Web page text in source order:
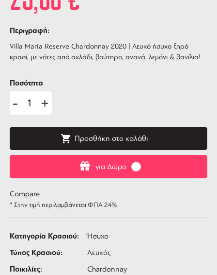
Περιγραφή:
Villa Maria Reserve Chardonnay 2020 | Λευκό ήσυχο ξηρό
κρασί, με νότες από αχλάδι, βούτηρο, ανανά, λεμόνι & βανίλια!
για Δώρο
Ποσότητα
- +
Προσθήκη στο καλάθι
Compare
* Στην τιμή περιλαμβάνεται ΦΠΑ 24%
Κατηγορία Κρασιού: Ήσυχο
Τύπος Κρασιού: Λευκός
Ποικιλίες: Chardonnay